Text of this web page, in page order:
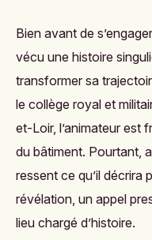
Bien avant de
vécu une histoire
transformer sa
le collège royal et
et-Loir, l’animateur est
du bâtiment. Pourtant,
ressent ce qu’il décrira
révélation, un appel
lieu chargé d’histoire.